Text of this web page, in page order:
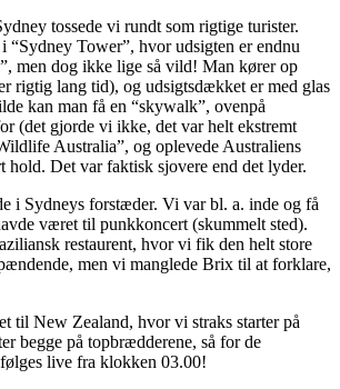
tossede vi rundt som rigtige turister.
“Sydney Tower”, hvor udsigten er endnu
men dog ikke lige så vild! Man kører op
rigtig lang tid), og udsigtsdækket er med glas
kan man få en “skywalk”, ovenpå
(det gjorde vi ikke, det var helt ekstremt
Australia”, og oplevede Australiens
hold. Det var faktisk sjovere end det lyder.
i Sydneys forstæder. Vi var bl. a. inde og få
været til punkkoncert (skummelt sted).
restaurent, hvor vi fik den helt store
men vi manglede Brix til at forklare,
til New Zealand, hvor vi straks starter på
begge på topbrædderene, så for de
live fra klokken 03.00!